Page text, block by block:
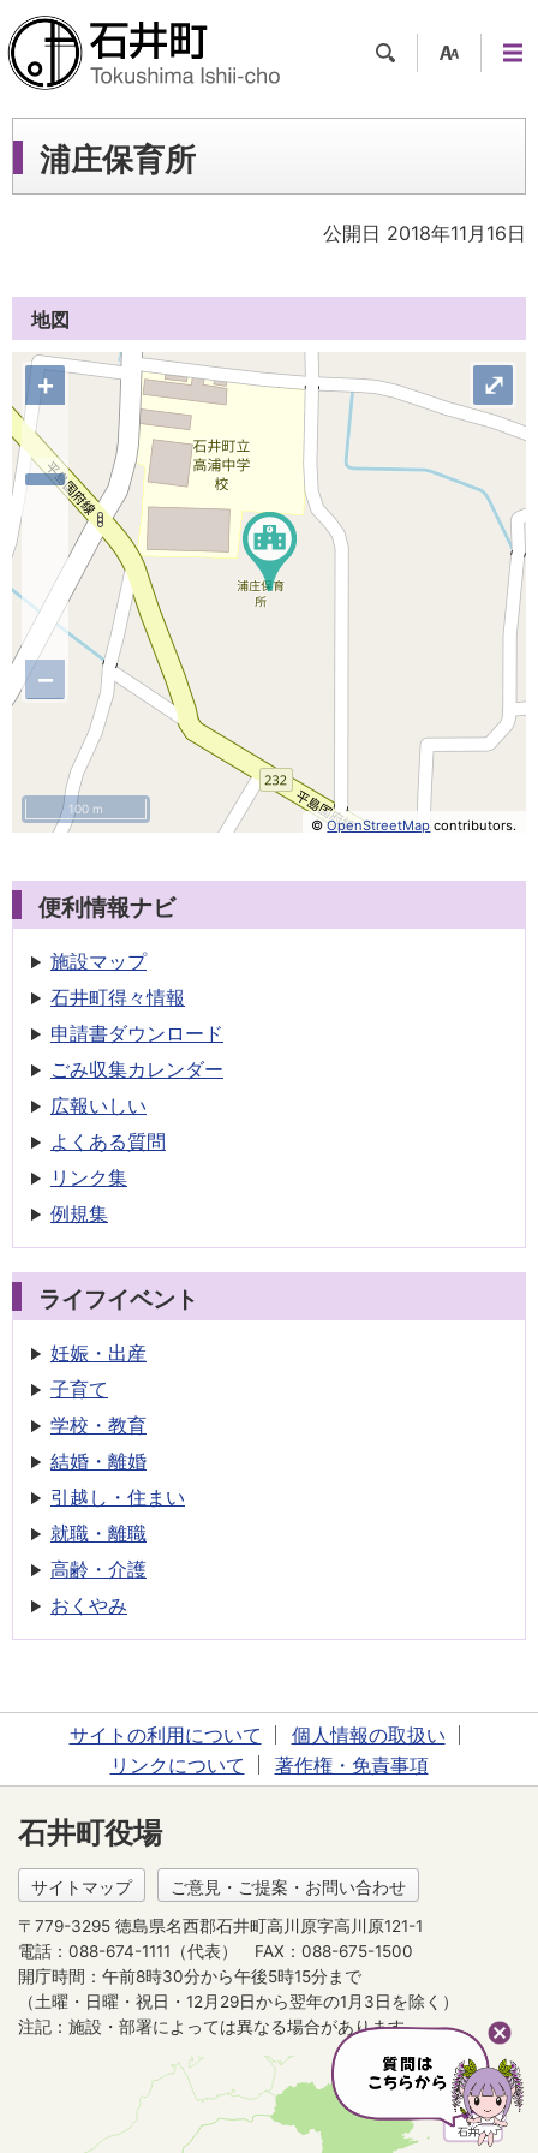
ツー
ュー
浦庄保育所
公開日 2018年11月16日
地図
+
−
©OpenStreetMap contributors.
100 m
⤢
便利情報ナビ
施設マップ
石井町得々情報
申請書ダウンロード
ごみ収集カレンダー
広報いしい
よくある質問
リンク集
例規集
ライフイベント
妊娠・出産
子育て
学校・教育
結婚・離婚
引越し・住まい
就職・離職
高齢・介護
おくやみ
サイトの利用について
個人情報の取扱い
リンクについて
著作権・免責事項
石井町役場
サイトマップ ご意見・ご提案・お問い合わせ
〒779-3295 徳島県名西郡石井町高川原字高川原121-1
電話：088-674-1111（代表）
FAX：088-675-1500
開庁時間：午前8時30分から午後5時15分まで
（土曜・日曜・祝日・12月29日から翌年の1月3日を除く）
注記：施設・部署によっては異なる場合があります。